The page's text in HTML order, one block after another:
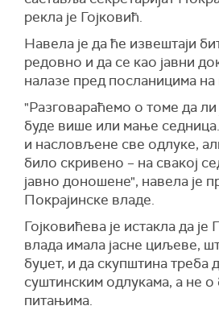
рекла је Гојковић.
Навела је да ће извештаји
редовно и да се као јавни
налазе пред посланицима на
"Разговараћемо о томе да ли
буде више или мање
и насловљене све одлуке,
било скривено – на свакој
јавно доношене", навела је
Покрајинске владе.
Гојковићeва је истакла да је
влада имала јасне циљеве,
буџет, и да скупштина треба
суштинским одлукама, а не
питањима.